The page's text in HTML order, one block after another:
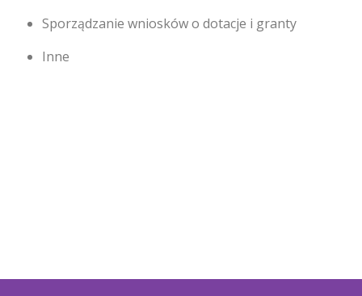
Sporządzanie wniosków o dotacje i granty
Inne